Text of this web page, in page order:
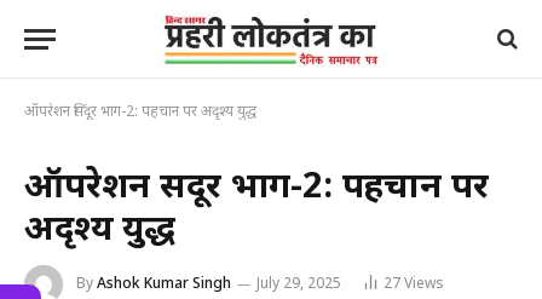
ऑपरेशन सिंदूर भाग-2: पहचान पर अदृश्य युद्ध
ऑपरेशन सिंदूर भाग-2: पहचान पर
अदृश्य युद्ध
ByAshok Kumar Singh July 29, 2025 27Views